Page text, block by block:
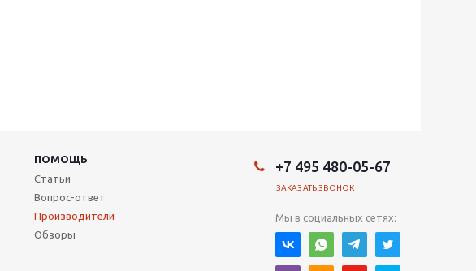
ПОМОЩЬ
Статьи
Вопрос-ответ
Производители
Обзоры
+7 495 480-05-67
ЗАКАЗАТЬ ЗВОНОК
Мы в социальных сетях: